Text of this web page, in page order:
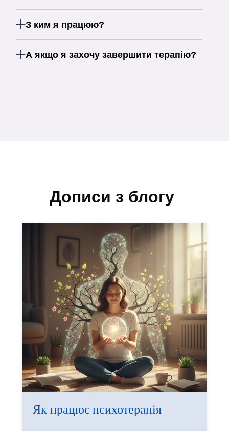
З ким я працюю?
А якщо я захочу завершити терапію?
Дописи з блогу
Як працює психотерапія